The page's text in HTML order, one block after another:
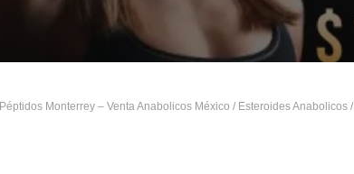
Péptidos Monterrey – Venta Anabolicos México / Esteroides Anabolicos /